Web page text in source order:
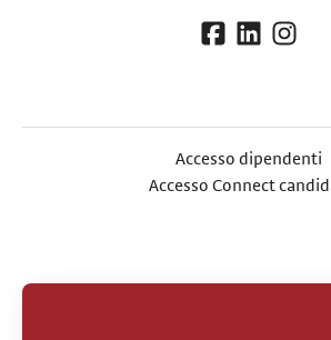
Accesso dipendenti
Accesso Connect